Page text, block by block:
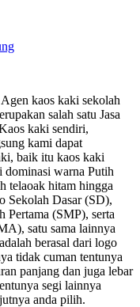
kaos kaki sekolah
salah satu Jasa
kaki sendiri,
kami dapat
baik itu kaos kaki
dominasi warna Putih
telaoak hitam hingga
Sekolah Dasar (SD),
Pertama (SMP), serta
satu sama lainnya
berasal dari logo
tidak cuman tentunya
panjang dan juga lebar
segi lainnya
anda pilih.